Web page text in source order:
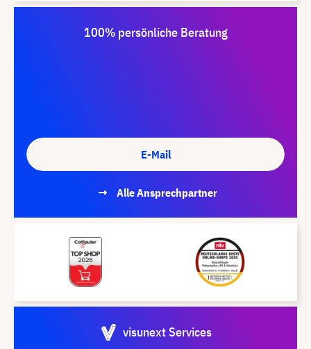
100% persönliche Beratung
E-Mail
Alle Ansprechpartner
visunext Services